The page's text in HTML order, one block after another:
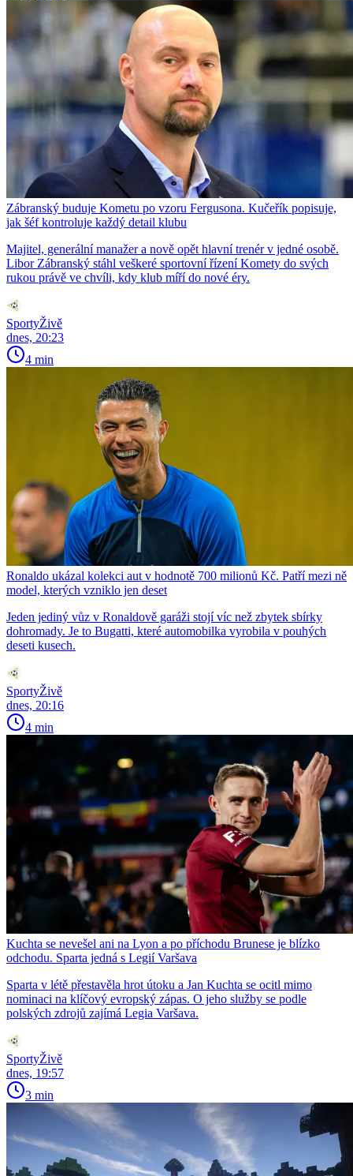
Zábranský buduje Kometu po vzoru Fergusona. Kučeřík popisuje,
jak šéf kontroluje každý detail klubu
Majitel, generální manažer a nově opět hlavní trenér v jedné osobě.
Libor Zábranský stáhl veškeré sportovní řízení Komety do svých
rukou právě ve chvíli, kdy klub míří do nové éry.
SportyŽivě
dnes, 20:23
4 min
Ronaldo ukázal kolekci aut v hodnotě 700 milionů Kč. Patří mezi ně
model, kterých vzniklo jen deset
Jeden jediný vůz v Ronaldově garáži stojí víc než zbytek sbírky
dohromady. Je to Bugatti, které automobilka vyrobila v pouhých
deseti kusech.
SportyŽivě
dnes, 20:16
4 min
Kuchta se nevešel ani na Lyon a po příchodu Brunese je blízko
odchodu. Sparta jedná s Legií Varšava
Sparta v létě přestavěla hrot útoku a Jan Kuchta se ocitl mimo
nominaci na klíčový evropský zápas. O jeho služby se podle
polských zdrojů zajímá Legia Varšava.
SportyŽivě
dnes, 19:57
3 min